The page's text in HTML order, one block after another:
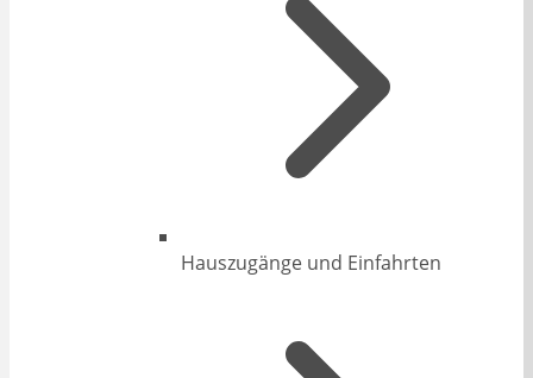
Hauszugänge und Einfahrten